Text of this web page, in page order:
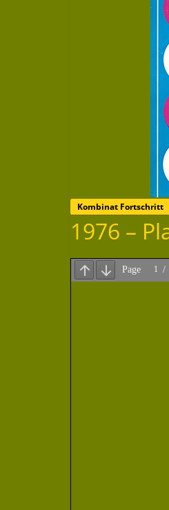
Kombinat Fortschritt
1976 –